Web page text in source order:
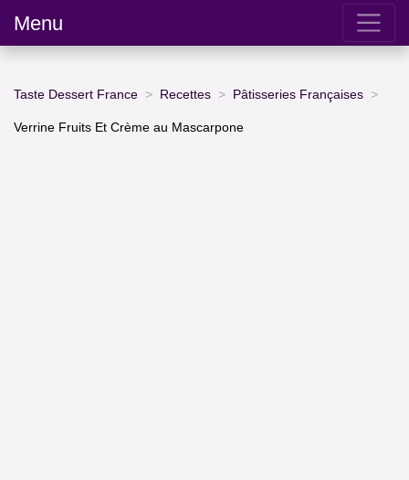
Menu
Taste Dessert France Recettes Pâtisseries Françaises
Verrine Fruits Et Crème au Mascarpone